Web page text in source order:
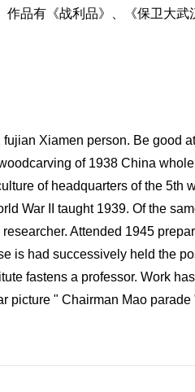
品有《战利品》、《保卫大
Xiamen person. Be good
of 1938 China
of headquarters of the 5th
War II taught 1939. Of the
Attended 1945
is had successively held the
fastens a professor. Work
picture " Chairman Mao